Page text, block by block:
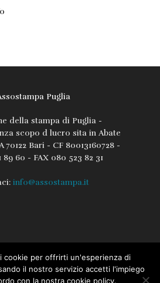
della stampa di Puglia -
scopo d lucro sita in Abate
70122 Bari - CF 80013160728 -
89 60 - FAX 080 523 82 31
info@assostampa.it
Lo Statuto Regolamento
cookie per offrirti un'esperienza di
il nostro servizio accetti l'impiego
con la nostra cookie policy.